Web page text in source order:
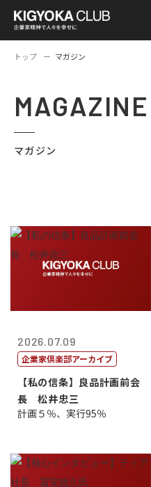
トップ マガジン
MAGAZINE
マガジン
2026.07.09
企業家倶楽部アーカイブ
【私の信条】良品計画前会
長 松井忠三
計画５％、実行95％